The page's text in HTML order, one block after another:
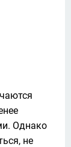
Однако
не